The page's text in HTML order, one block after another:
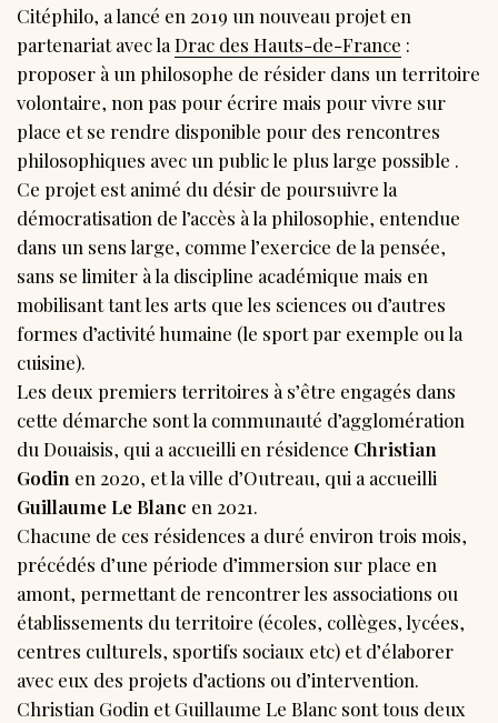
Citéphilo, a lancé en 2019 un nouveau projet en
partenariat avec la Drac des Hauts-de-France :
proposer à un philosophe de résider dans un territoire
volontaire, non pas pour écrire mais pour vivre sur
place et se rendre disponible pour des rencontres
philosophiques avec un public le plus large possible .
Ce projet est animé du désir de poursuivre la
démocratisation de l’accès à la philosophie, entendue
dans un sens large, comme l’exercice de la pensée,
sans se limiter à la discipline académique mais en
mobilisant tant les arts que les sciences ou d’autres
formes d’activité humaine (le sport par exemple ou la
cuisine).
Les deux premiers territoires à s’être engagés dans
cette démarche sont la communauté d’agglomération
du Douaisis, qui a accueilli en résidence Christian
Godin en 2020, et la ville d’Outreau, qui a accueilli
Guillaume Le Blanc en 2021.
Chacune de ces résidences a duré environ trois mois,
précédés d’une période d’immersion sur place en
amont, permettant de rencontrer les associations ou
établissements du territoire (écoles, collèges, lycées,
centres culturels, sportifs sociaux etc) et d’élaborer
avec eux des projets d’actions ou d’intervention.
Christian Godin et Guillaume Le Blanc sont tous deux